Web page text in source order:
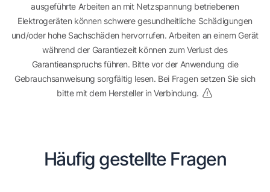
ausgeführte Arbeiten an mit Netzspannung betriebenen
Elektrogeräten können schwere gesundheitliche Schädigungen
und/oder hohe Sachschäden hervorrufen. Arbeiten an einem Gerät
während der Garantiezeit können zum Verlust des
Garantieanspruchs führen. Bitte vor der Anwendung die
Gebrauchsanweisung sorgfältig lesen. Bei Fragen setzen Sie sich
bitte mit dem Hersteller in Verbindung.
Häufig gestellte Fragen